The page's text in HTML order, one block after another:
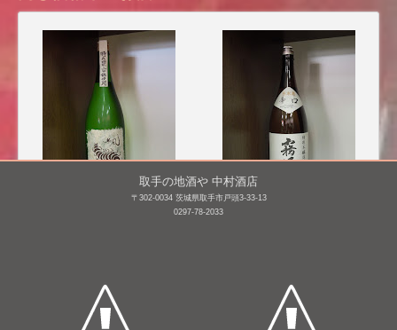
霧筑波 【本格辛口】
取手の地酒や 中村酒店
〒302-0034 茨城県取手市戸頭3-33-13
0297-78-2033